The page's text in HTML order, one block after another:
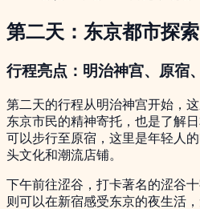
第二天：东京都市探索
行程亮点：明治神宫、原宿
第二天的行程从明治神宫开始，
东京市民的精神寄托，也是了解
可以步行至原宿，这里是年轻人
头文化和潮流店铺。
下午前往涩谷，打卡著名的涩谷
则可以在新宿感受东京的夜生活